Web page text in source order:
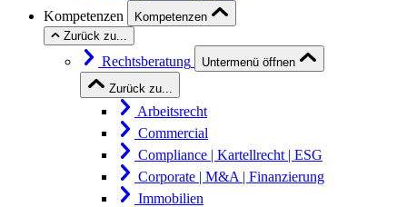
Kompetenzen
Kompetenzen
Zurück zu...
Rechtsberatung
Untermenü öffnen
Zurück zu...
Arbeitsrecht
Commercial
Compliance | Kartellrecht | ESG
Corporate | M&A | Finanzierung
Immobilien